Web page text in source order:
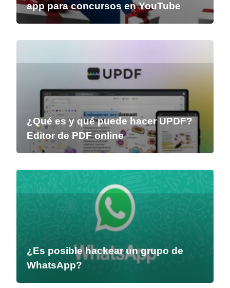
app para concursos en YouTube
¿Qué es y qué puede hacer UPDF?
Editor de PDF online
¿Es posible hackear un grupo de
WhatsApp?